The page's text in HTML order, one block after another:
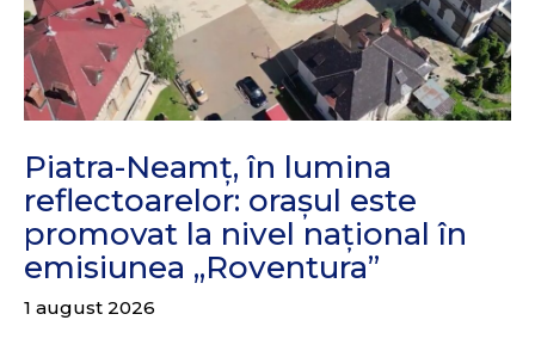
Piatra-Neamț, în lumina
reflectoarelor: orașul este
promovat la nivel național în
emisiunea „Roventura”
1 august 2026